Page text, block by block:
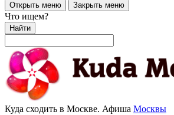
Открыть меню Закрыть меню
Что ищем?
Найти
Куда сходить в Москве. Афиша Москвы